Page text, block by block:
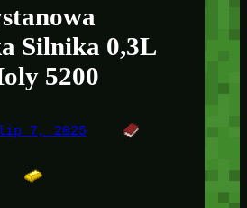
Silnika 0,3L
5200
lip 7, 2025